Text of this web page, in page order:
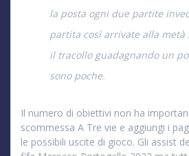
la posta ogni due partite
partita così arrivate alla metà
il tracollo guadagnando un
sono poche.
Il numero di obiettivi non ha
scommessa A Tre vie e aggiungi i
le possibili uscite di gioco. Gli assist